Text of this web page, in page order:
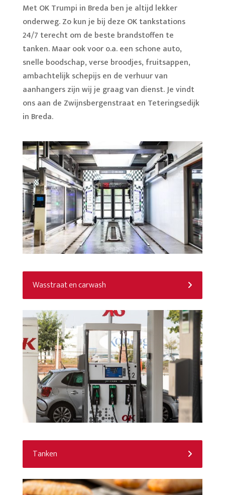
Met OK Trumpi in Breda ben je altijd lekker
onderweg. Zo kun je bij deze OK tankstations
24/7 terecht om de beste brandstoffen te
tanken. Maar ook voor o.a. een schone auto,
snelle boodschap, verse broodjes, fruitsappen,
ambachtelijk schepijs en de verhuur van
aanhangers zijn wij je graag van dienst. Je vindt
ons aan de Zwijnsbergenstraat en Teteringsedijk
in Breda.
Wasstraat en carwash
Tanken